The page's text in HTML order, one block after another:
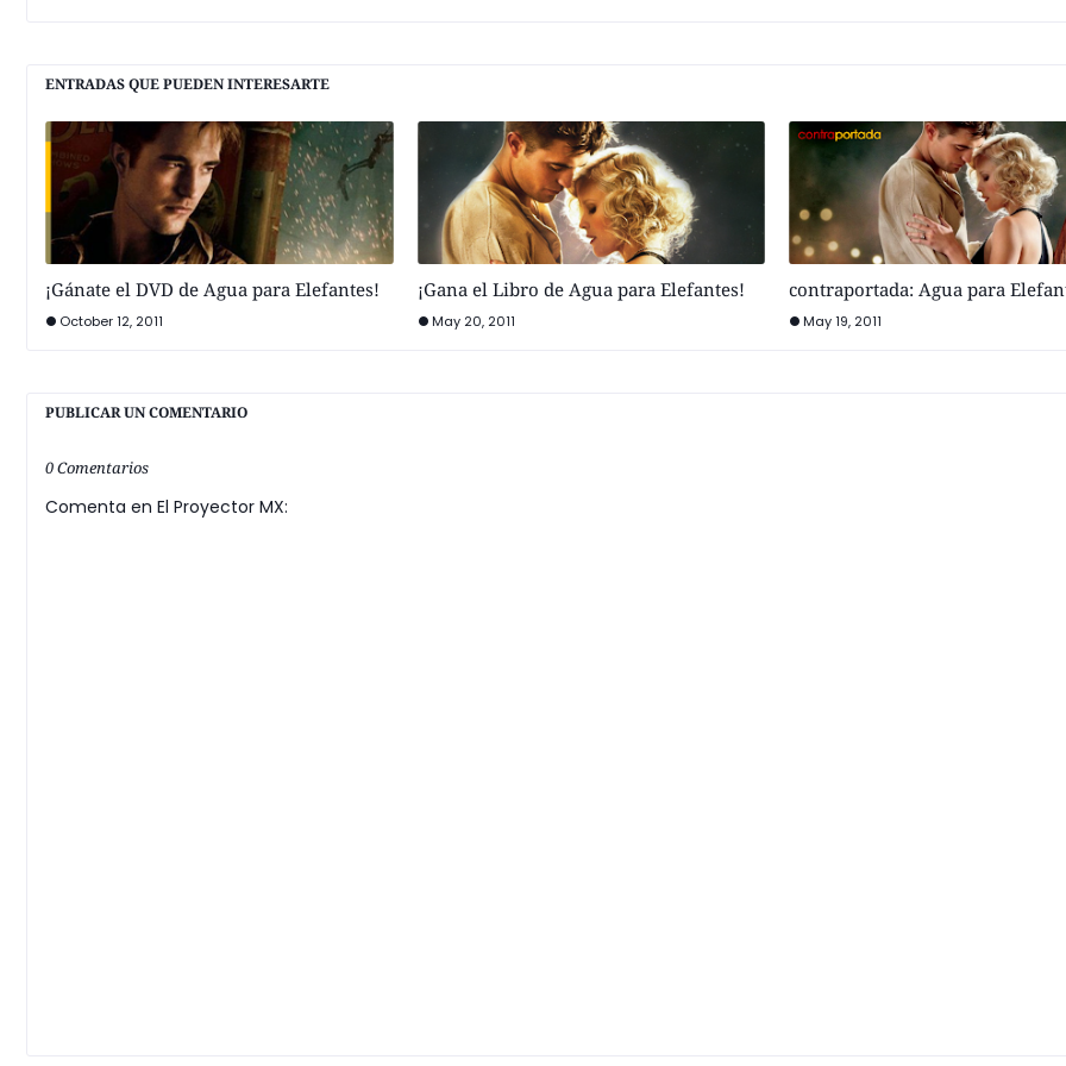
ENTRADAS QUE PUEDEN INTERESARTE
¡Gánate el DVD de Agua para Elefantes!
October 12, 2011
¡Gana el Libro de Agua para Elefantes!
May 20, 2011
contraportada: Agua para
May 19, 2011
PUBLICAR UN COMENTARIO
0 Comentarios
Comenta en El Proyector MX: